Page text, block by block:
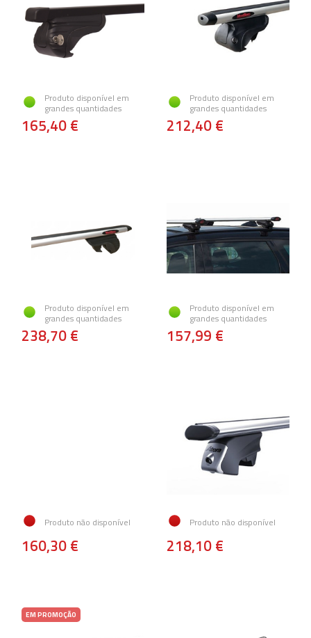
Produto disponível em
grandes quantidades
165,40 €
Produto disponível em
grandes quantidades
212,40 €
Produto disponível em
grandes quantidades
238,70 €
Produto disponível em
grandes quantidades
157,99 €
Produto não disponível
160,30 €
Produto não disponível
218,10 €
EM PROMOÇÃO